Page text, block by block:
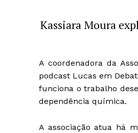
Kassiara Moura
A coordenadora da
podcast Lucas em
funciona o trabalho
dependência química.
A associação atua há